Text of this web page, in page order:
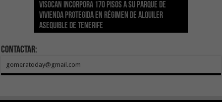
Visocan incorpora 170 pisos a su parque de
vivienda protegida en régimen de alquiler
asequible de Tenerife
Sanidad refuerza la capacidad diagnóstica de
los centros de salud con el impulso de la
ecografía clínica
El Gobierno de Canarias convoca el Concurso de
Sal Marina Agrocanarias 2026
Transición despliega un sistema fotovoltaico
autónomo en los edificios del Parque Nacional
del Teide
La ESSSCAN inicia la formación en primeros
auxilios para árbitros deportivos dentro del
Proyecto Ganar
El Gobierno de Canarias concede ayudas por
valor de 1,19M€ a las Cofradías de Pescadores
para sufragar sus gastos corrientes
Contactar:
gomeratoday@gmail.com